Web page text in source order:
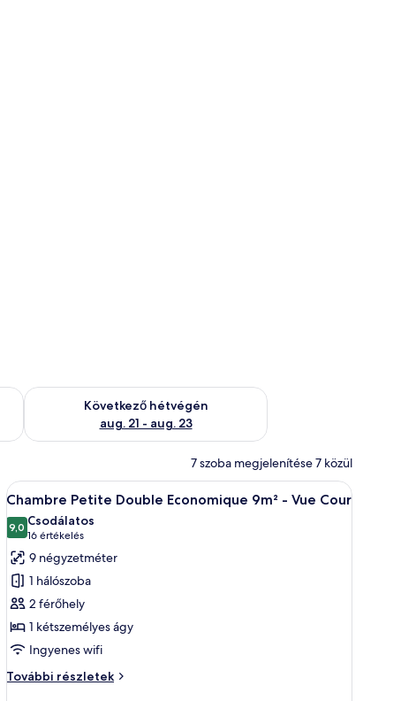
ellenőrzése: aug. 14 - aug. 16
Következő hétvégén
aug. 21 - aug. 23
A következő hétvégi rendelkezésre állás ellenőrzése: aug. 21
7 szoba megjelenítése 7 közül
egy ágy, egy éjjeliszemélyzet, egy lámpa, valamint egy íróasztal, rajta egy
A
következő
szoba
összes
képének
megtekintése:
Chambre
Petite
Double
Economique
Egy szoba, amelyben van egy ágy, egy
16
Chambre Petite Double Economique 9m² - Vue Cour
9,010-ből 9,0
Csodálatos
16 értékelés
(16
értékelés)
9 négyzetméter
1 hálószoba
2 férőhely
1 kétszemélyes ágy
Ingyenes wifi
További részletek
Chambre